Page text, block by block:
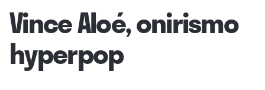
Vince Aloé, onirismo
hyperpop